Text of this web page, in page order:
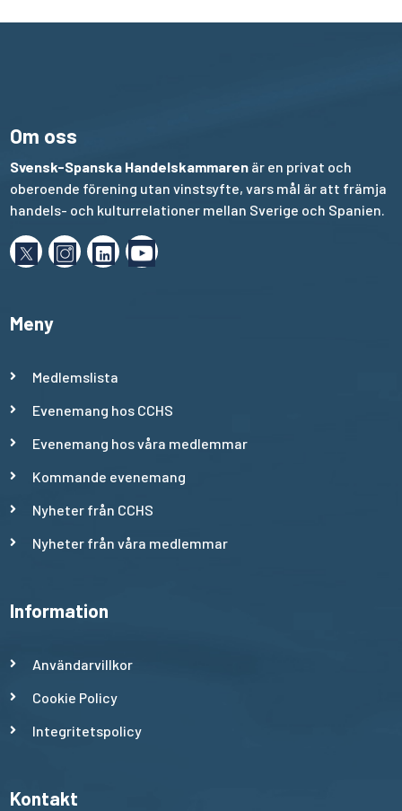
Om oss
Svensk-Spanska Handelskammaren är en privat och
oberoende förening utan vinstsyfte, vars mål är att främja
handels- och kulturrelationer mellan Sverige och Spanien.
Meny
Medlemslista
Evenemang hos CCHS
Evenemang hos våra medlemmar
Kommande evenemang
Nyheter från CCHS
Nyheter från våra medlemmar
Information
Användarvillkor
Cookie Policy
Integritetspolicy
Kontakt